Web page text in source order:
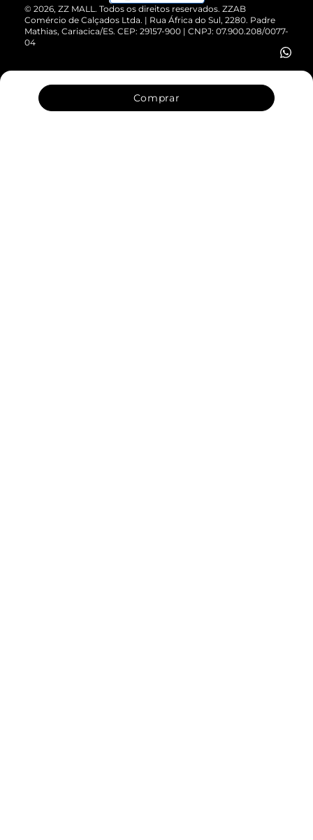
Comprar
Cartão Presente
Vendas Corporativas
© 2026, ZZ MALL. Todos os direitos reservados. ZZAB
Comércio de Calçados Ltda. | Rua África do Sul, 2280. Padre
Mathias, Cariacica/ES. CEP: 29157-900 | CNPJ: 07.900.208/0077-
04